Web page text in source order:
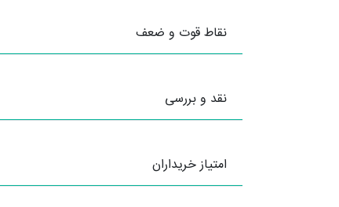
نقاط قوت و ضعف
نقد و بررسی
امتیاز خریداران